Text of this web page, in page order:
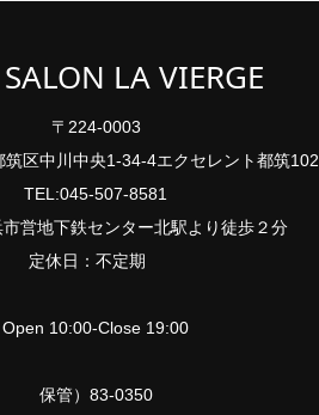
LA VIERGE
〒224-0003
筑区中川中央1-34-4エクセレント都筑102
TEL:045-507-8581
営地下鉄センター北駅より徒歩２分
定休日：不定期
Open 10:00-Close 19:00
保管）83-0350